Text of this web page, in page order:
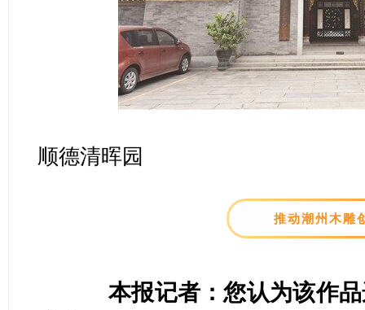
顺德清晖园
推动潮州木雕
本报记者：您认为该作品